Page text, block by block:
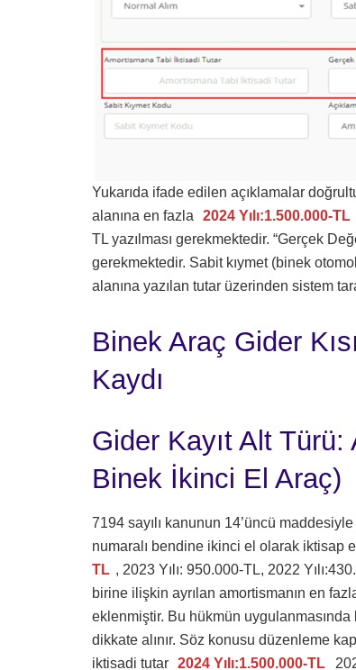
Yukarıda ifade edilen açıklamalar
alanına en fazla
2024 Yılı:1.500.000-TL
TL yazılması gerekmektedir. “Gerçek
gerekmektedir. Sabit kıymet (binek
alanına yazılan tutar üzerinden sistem
Binek Araç Gider
Kaydı
Gider Kayıt Alt
Binek İkinci El Araç)
7194 sayılı kanunun 14’üncü
numaralı bendine ikinci el olarak iktisap
TL , 2023 Yılı: 950.000-TL, 2022
birine ilişkin ayrılan amortismanın en
eklenmiştir. Bu hükmün
dikkate alınır. Söz konusu düzenleme
iktisadi tutar
2024 Yılı:1.500.000-TL